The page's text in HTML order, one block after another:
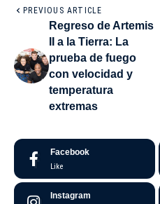
PREVIOUS ARTICLE
Regreso de Artemis
II a la Tierra: La
prueba de fuego
con velocidad y
temperatura
extremas
Facebook
Like
Instagram